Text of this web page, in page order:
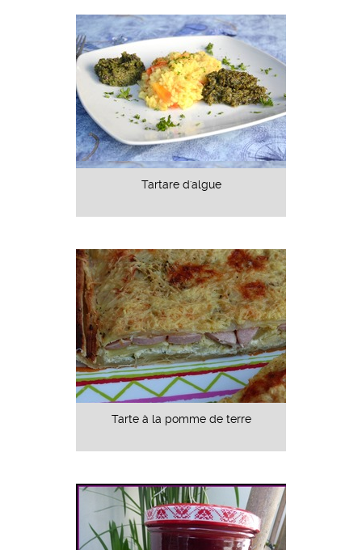
Tartare d'algue
Tarte à la pomme de terre